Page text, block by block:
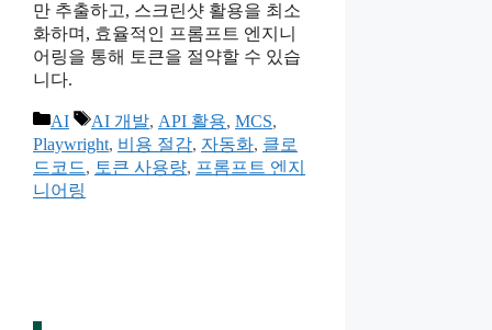
만 추출하고, 스크린샷 활용을 최소
화하며, 효율적인 프롬프트 엔지니
어링을 통해 토큰을 절약할 수 있습
니다.
카
테
고
리
AI
태
그
AI 개발, API 활용, MCS,
Playwright, 비용 절감, 자동화, 클로
드코드, 토큰 사용량, 프롬프트 엔지
니어링